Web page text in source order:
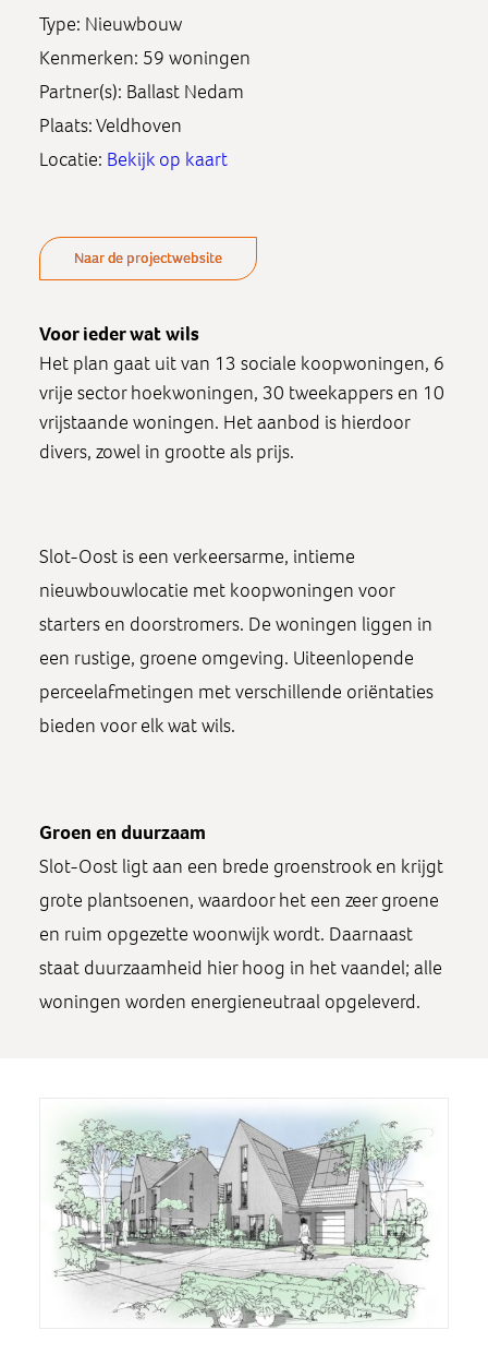
Type: Nieuwbouw
Kenmerken: 59 woningen
Partner(s): Ballast Nedam
Plaats: Veldhoven
Locatie: Bekijk op kaart
Naar de projectwebsite
Voor ieder wat wils
Het plan gaat uit van 13 sociale koopwoningen, 6
vrije sector hoekwoningen, 30 tweekappers en 10
vrijstaande woningen. Het aanbod is hierdoor
divers, zowel in grootte als prijs.
Slot-Oost is een verkeersarme, intieme
nieuwbouwlocatie met koopwoningen voor
starters en doorstromers. De woningen liggen in
een rustige, groene omgeving. Uiteenlopende
perceelafmetingen met verschillende oriëntaties
bieden voor elk wat wils.
Groen en duurzaam
Slot-Oost ligt aan een brede groenstrook en krijgt
grote plantsoenen, waardoor het een zeer groene
en ruim opgezette woonwijk wordt. Daarnaast
staat duurzaamheid hier hoog in het vaandel; alle
woningen worden energieneutraal opgeleverd.